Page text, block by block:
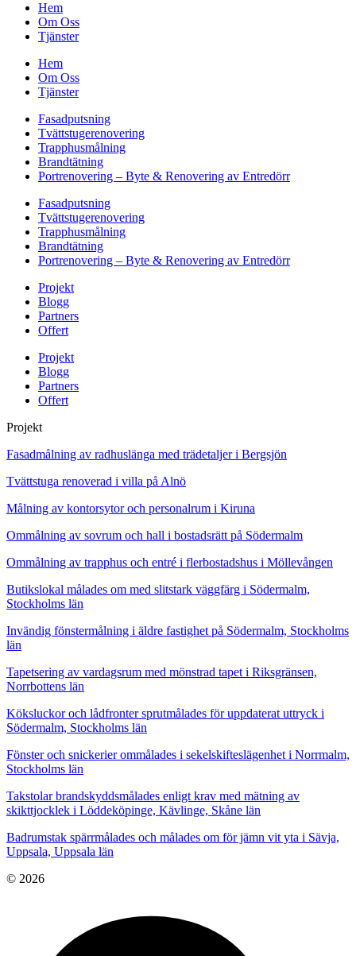
Hem
Om Oss
Tjänster
Hem
Om Oss
Tjänster
Fasadputsning
Tvättstugerenovering
Trapphusmålning
Brandtätning
Portrenovering – Byte & Renovering av Entredörr
Fasadputsning
Tvättstugerenovering
Trapphusmålning
Brandtätning
Portrenovering – Byte & Renovering av Entredörr
Projekt
Blogg
Partners
Offert
Projekt
Blogg
Partners
Offert
Projekt
Fasadmålning av radhuslänga med trädetaljer i Bergsjön
Tvättstuga renoverad i villa på Alnö
Målning av kontorsytor och personalrum i Kiruna
Ommålning av sovrum och hall i bostadsrätt på Södermalm
Ommålning av trapphus och entré i flerbostadshus i Möllevången
Butikslokal målades om med slitstark väggfärg i Södermalm,
Stockholms län
Invändig fönstermålning i äldre fastighet på Södermalm, Stockholms
län
Tapetsering av vardagsrum med mönstrad tapet i Riksgränsen,
Norrbottens län
Köksluckor och lådfronter sprutmålades för uppdaterat uttryck i
Södermalm, Stockholms län
Fönster och snickerier ommålades i sekelskifteslägenhet i Norrmalm,
Stockholms län
Takstolar brandskyddsmålades enligt krav med mätning av
skikttjocklek i Löddeköpinge, Kävlinge, Skåne län
Badrumstak spärrmålades och målades om för jämn vit yta i Sävja,
Uppsala, Uppsala län
© 2026